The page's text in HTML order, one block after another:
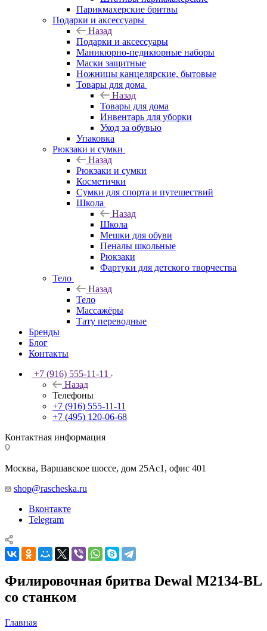
Парикмахерские бритвы
Подарки и аксессуары
Назад
Подарки и аксессуары
Маникюрно-педикюрные наборы
Маски защитные
Ножницы канцелярские, бытовые
Товары для дома
Назад
Товары для дома
Инвентарь для уборки
Уход за обувью
Упаковка
Рюкзаки и сумки
Назад
Рюкзаки и сумки
Косметички
Сумки для спорта и путешествий
Школа
Назад
Школа
Мешки для обуви
Пеналы школьные
Рюкзаки
Фартуки для детского творчества
Тело
Назад
Тело
Массажёры
Тату переводные
Бренды
Блог
Контакты
+7 (916) 555-11-11
Назад
Телефоны
+7 (916) 555-11-11
+7 (495) 120-06-68
Контактная информация
Москва, Варшавское шоссе, дом 25Аc1, офис 401
shop@rascheska.ru
Вконтакте
Telegram
Филировочная бритва Dewal M2134-BL
со станком
Главная